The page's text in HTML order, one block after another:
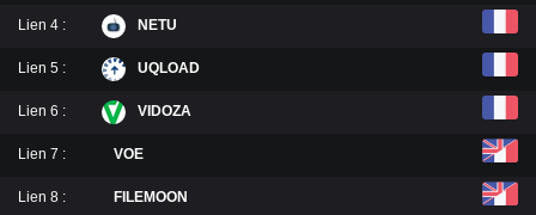
Lien 4 : NETU
Lien 5 : UQLOAD
Lien 6 : VIDOZA
Lien 7 : VOE
Lien 8 : FILEMOON